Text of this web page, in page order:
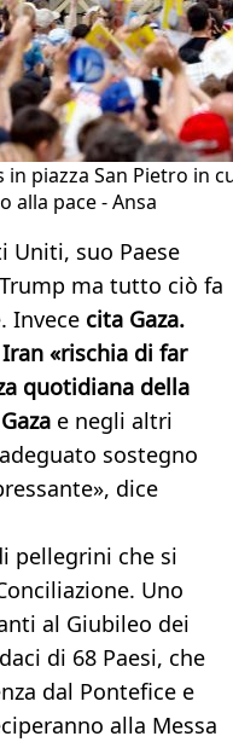
piazza San Pietro in
alla pace - Ansa
Uniti, suo Paese
ma tutto ciò fa
Invece cita Gaza.
«rischia di far
quotidiana della
e negli altri
sostegno
dice
pellegrini che si
Uno
al Giubileo dei
di 68 Paesi, che
dal Pontefice e
alla Messa